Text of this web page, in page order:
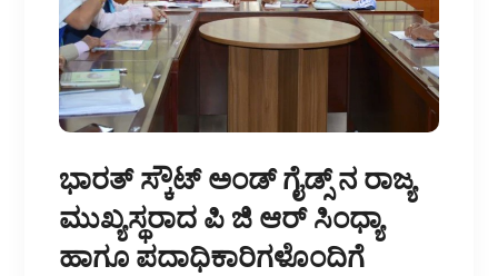
ಭಾರತ್ ಸ್ಕೌಟ್ ಅಂಡ್ ಗೈಡ್ಸ್ ನ ರಾಜ್ಯ
ಮುಖ್ಯಸ್ಥರಾದ ಪಿ ಜಿ ಆರ್ ಸಿಂಧ್ಯಾ
ಹಾಗೂ ಪದಾಧಿಕಾರಿಗಳೊಂದಿಗೆ